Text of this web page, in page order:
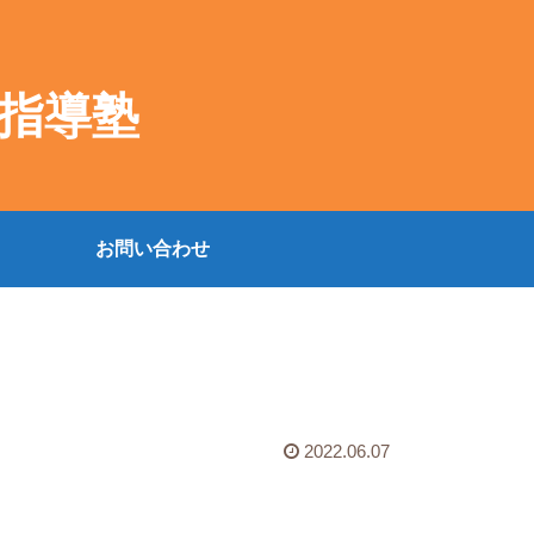
導塾
お問い合わせ
2022.06.07